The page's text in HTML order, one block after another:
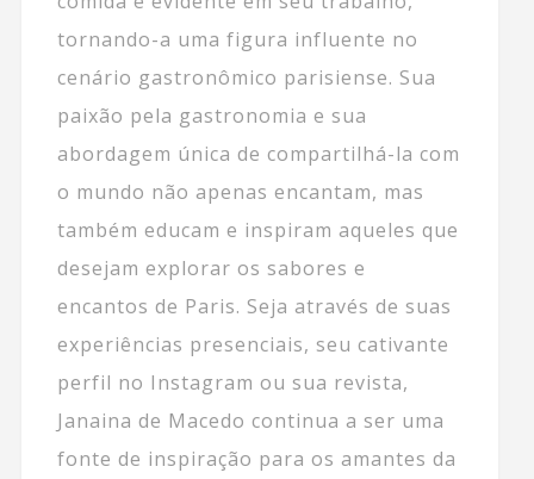
tornando-a uma figura influente no
cenário gastronômico parisiense. Sua
paixão pela gastronomia e sua
abordagem única de compartilhá-la com
o mundo não apenas encantam, mas
também educam e inspiram aqueles que
desejam explorar os sabores e
encantos de Paris. Seja através de suas
experiências presenciais, seu cativante
perfil no Instagram ou sua revista,
Janaina de Macedo continua a ser uma
fonte de inspiração para os amantes da